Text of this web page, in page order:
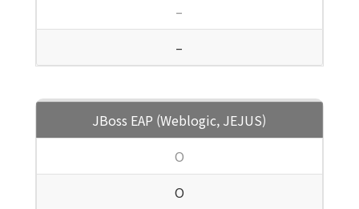
–
–
JBoss EAP (Weblogic, JEJUS)
O
O